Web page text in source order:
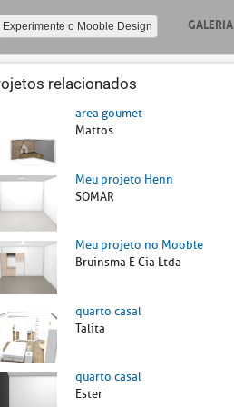
Experimente o Mooble Design GALERIA
relacionados
area goumet
Mattos
Meu projeto Henn
SOMAR
Meu projeto no Mooble
Bruinsma E Cia Ltda
quarto casal
Talita
quarto casal
Ester